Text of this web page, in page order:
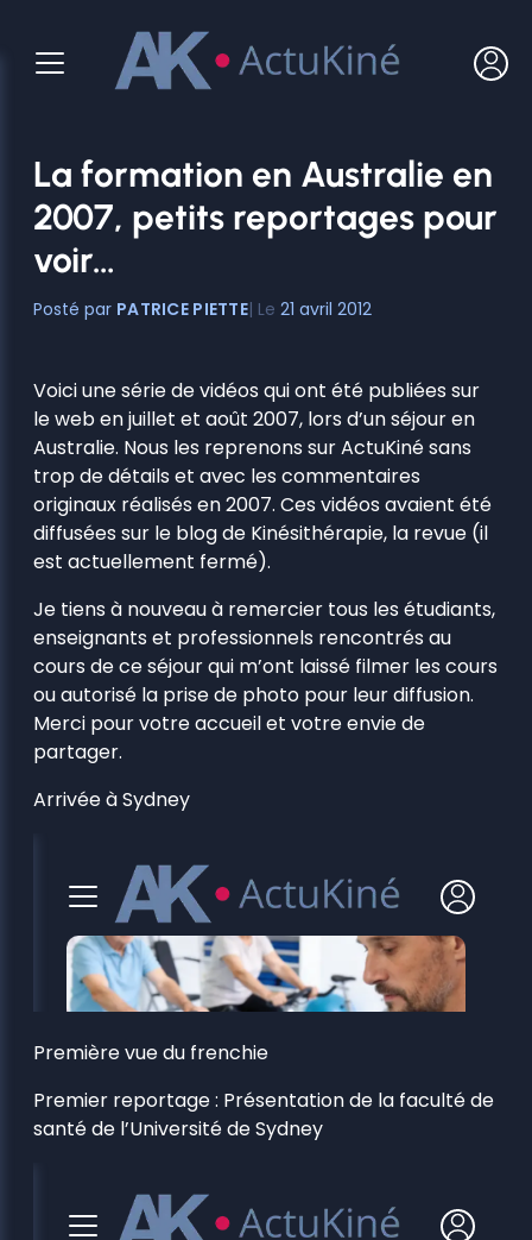
contenu
La formation en Australie en
2007, petits reportages pour
voir…
PATRICE PIETTE 21 avril 2012
Voici une série de vidéos qui ont été publiées sur
le web en juillet et août 2007, lors d’un séjour en
Australie. Nous les reprenons sur ActuKiné sans
trop de détails et avec les commentaires
originaux réalisés en 2007. Ces vidéos avaient été
diffusées sur le blog de Kinésithérapie, la revue (il
est actuellement fermé).
Je tiens à nouveau à remercier tous les étudiants,
enseignants et professionnels rencontrés au
cours de ce séjour qui m’ont laissé filmer les cours
ou autorisé la prise de photo pour leur diffusion.
Merci pour votre accueil et votre envie de
partager.
Arrivée à Sydney
Première vue du frenchie
Premier reportage : Présentation de la faculté de
santé de l’Université de Sydney